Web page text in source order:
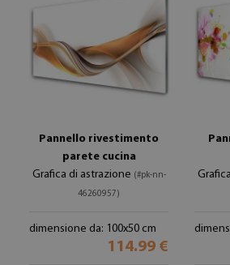
Pannello rivestimento
parete cucina
Grafica di astrazione (#pk-nn-
46260957)
dimensione da: 100x50 cm
114.99 €